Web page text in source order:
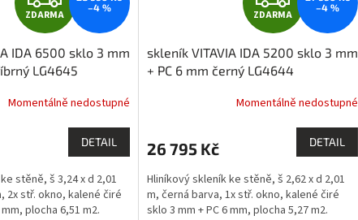
D
A
R
M
A
ZDARMA
–4 %
IDA 6500 sklo 3 mm
LG4645
Momentálně nedostupné
DETAIL
stěně, š 3,24 x d 2,01
2x stř. okno, kalené čiré
plocha 6,51 m2.
D
A
R
M
A
ZDARMA
–4 %
skleník VITAVIA IDA 5200 sklo 3 mm
+ PC 6 mm černý LG4644
Momentálně nedostupné
26 795 Kč DETAIL
Hliníkový skleník ke stěně, š 2,62 x d 2,01
m, černá barva, 1x stř. okno, kalené čiré
sklo 3 mm + PC 6 mm, plocha 5,27 m2.